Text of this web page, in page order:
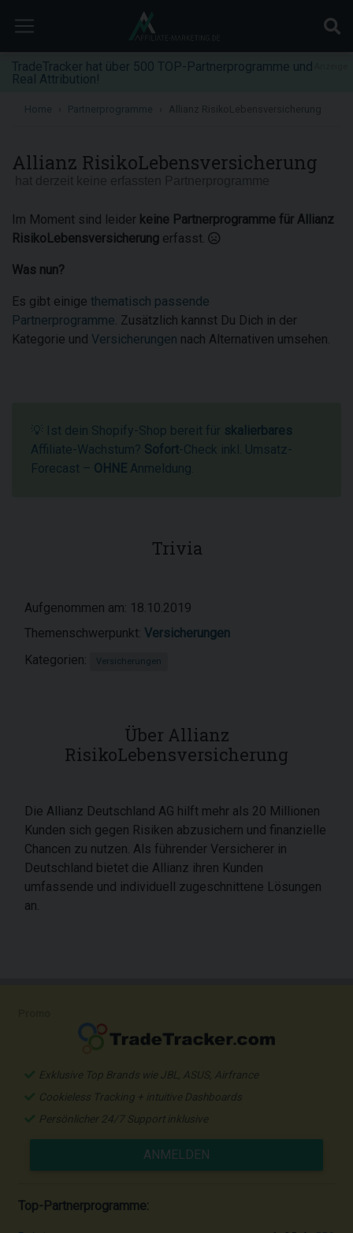
TradeTracker hat über 500 TOP-Partnerprogramme und
Real Attribution!
Home Partnerprogramme
Allianz RisikoLebensversicherung
Im Moment sind leider keine Partnerprogramme für Allianz
RisikoLebensversicherung erfasst.
Was nun?
Es gibt einige thematisch passende
Partnerprogramme. Zusätzlich kannst Du Dich in der
Kategorie und Versicherungen nach Alternativen umsehen.
💡 Ist dein Shopify-Shop bereit für skalierbares
Affiliate-Wachstum? Sofort-Check inkl. Umsatz-
Forecast – OHNE Anmeldung.
Trivia
Aufgenommen am: 18.10.2019
Themenschwerpunkt: Versicherungen
Kategorien:
Versicherungen
Über Allianz
RisikoLebensversicherung
Die Allianz Deutschland AG hilft mehr als 20 Millionen
Kunden sich gegen Risiken abzusichern und finanzielle
Chancen zu nutzen. Als führender Versicherer in
Deutschland bietet die Allianz ihren Kunden
umfassende und individuell zugeschnittene Lösungen
an.
Exklusive Top Brands wie JBL, ASUS, Airfrance
Cookieless Tracking + intuitive Dashboards
Persönlicher 24/7 Support inklusive
ANMELDEN
Top-Partnerprogramme: